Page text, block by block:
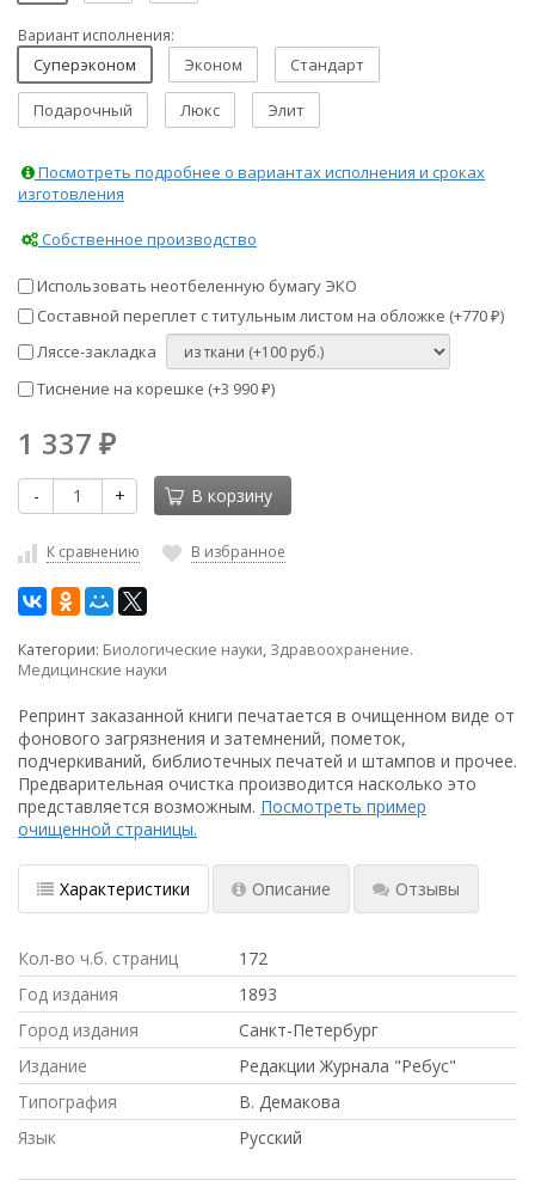
Вариант исполнения:
Суперэконом Эконом Стандарт
Подарочный Люкс Элит
Посмотреть подробнее о вариантах исполнения и сроках
изготовления
Собственное производство
Использовать неотбеленную бумагу ЭКО
Составной переплет с титульным листом на обложке (+770 ₽)
Ляссе-закладка
Тиснение на корешке (+3 990 ₽)
1 337 ₽
- + В корзину
К сравнению В избранное
Категории: Биологические науки, Здравоохранение.
Медицинские науки
Репринт заказанной книги печатается в очищенном виде от
фонового загрязнения и затемнений, пометок,
подчеркиваний, библиотечных печатей и штампов и прочее.
Предварительная очистка производится насколько это
представляется возможным. Посмотреть пример
очищенной страницы.
Характеристики Описание Отзывы
Кол-во ч.б. страниц
172
Год издания
1893
Город издания
Санкт-Петербург
Издание
Редакции Журнала "Ребус"
Типография
В. Демакова
Язык
Русский